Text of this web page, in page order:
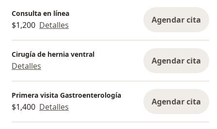
Consulta en línea
$1,200 Detalles Agendar cita
Cirugía de hernia ventral
Detalles Agendar cita
Primera visita Gastroenterología
$1,400 Detalles Agendar cita